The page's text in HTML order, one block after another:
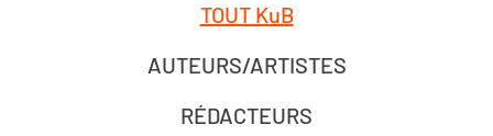
TOUT KuB
AUTEURS/ARTISTES
RÉDACTEURS